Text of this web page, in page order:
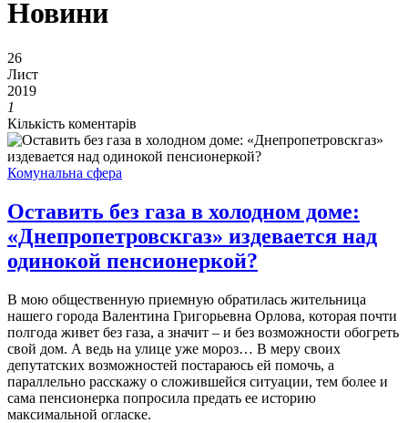
Новини
26
Лист
2019
1
Кількість коментарів
Комунальна сфера
Оставить без газа в холодном доме:
«Днепропетровскгаз» издевается над
одинокой пенсионеркой?
В мою общественную приемную обратилась жительница
нашего города Валентина Григорьевна Орлова, которая почти
полгода живет без газа, а значит – и без возможности обогреть
свой дом. А ведь на улице уже мороз… В меру своих
депутатских возможностей постараюсь ей помочь, а
параллельно расскажу о сложившейся ситуации, тем более и
сама пенсионерка попросила предать ее историю
максимальной огласке.